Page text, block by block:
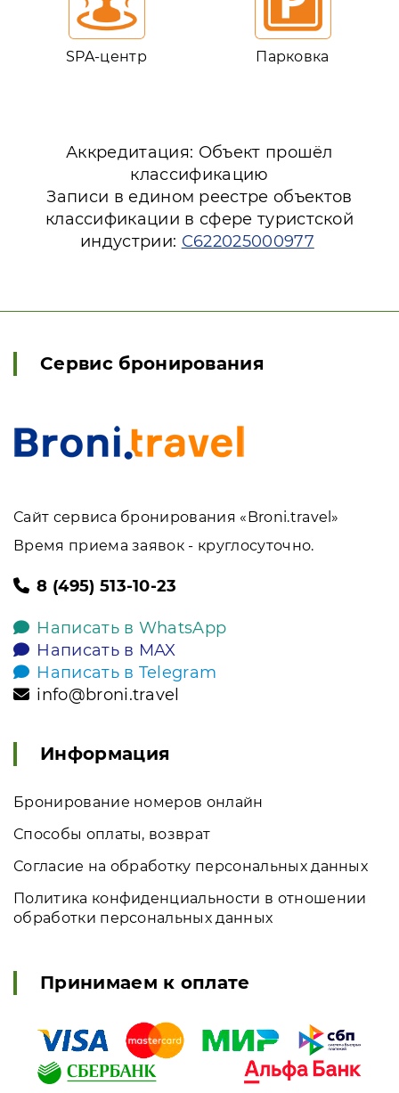
SPA-центр Парковка
Аккредитация: Объект прошёл
классификацию
Записи в едином реестре объектов
классификации в сфере туристской
индустрии: С622025000977
Сервис бронирования
Сайт сервиса бронирования «Broni.travel»
Время приема заявок - круглосуточно.
8 (495) 513-10-23
Написать в WhatsApp
Написать в MAX
Написать в Telegram
info@broni.travel
Информация
Бронирование номеров онлайн
Способы оплаты, возврат
Согласие на обработку персональных данных
Политика конфиденциальности в отношении
обработки персональных данных
Принимаем к оплате